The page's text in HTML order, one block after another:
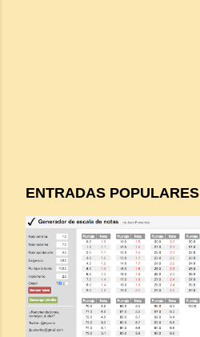
ENTRADAS POPULARES